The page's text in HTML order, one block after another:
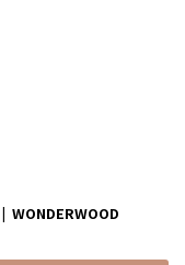
| WONDERWOOD